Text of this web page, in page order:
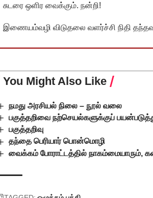
சுடரை ஒளிர வைக்கும். நன்றி!
இணையம்வழி விடுதலை வளர்ச்சி நிதி
You Might Also Like
நமது அரசியல் நிலை – நூல் வலை
பகுத்தறிவை நற்செயல்களுக்குப்
பகுத்தறிவு
தந்தை பெரியார் பொன்மொழி
வைக்கம் போராட்டத்தில் நாகம்மையாரும்,